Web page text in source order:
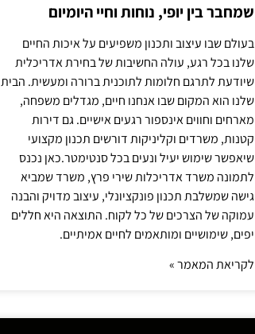
שמחבר בין יופי, נוחות וחיי היומיום
בעולם שבו עיצוב ותכנון משפיעים על איכות החיים
שלנו בכל רגע, עולה החשיבות של בחירת אדריכלית
שיודעת לתרגם חלומות לתוכנית ברורה ומעשית. הבית
שלנו הוא המקום שבו אנחנו חיים, מגדלים משפחה,
מארחים וחווים אינספור רגעים אישיים. גם דירות
קטנות, משרדים וקליניקות דורשים תכנון מקצועי
שיאפשר שימוש יעיל ונעים בכל סנטימטר.כאן נכנס
לתמונה משרד אדריכלות שירי פרץ, משרד שמביא
גישה שמשלבת תכנון פונקציונלי, עיצוב מדויק והבנה
עמוקה של הצרכים של כל לקוח. התוצאה היא חללים
יפים, שימושיים ומותאמים לחיים אמיתיים.
לקריאת המאמר »